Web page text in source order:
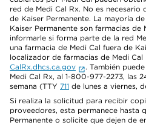
red de Medi Cal Rx. No es necesario
de Kaiser Permanente. La mayoría
Kaiser Permanente son farmacias de
informarle si forma parte de la red
una farmacia de Medi Cal fuera de
localizador de farmacias de Medi Cal
CalRx.dhcs.ca.gov
. También
Medi Cal Rx, al 1-800-977-2273, las
semana (TTY 711 de lunes a viernes,
Si realiza la solicitud para recibir
proveedores, esta permanece hasta
Permanente o solicite que dejen de